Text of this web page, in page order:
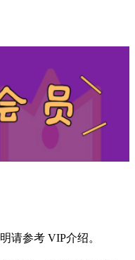
请参考 VIP介绍。